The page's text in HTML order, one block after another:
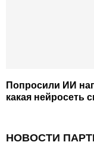
Попросили ИИ
какая нейросеть
НОВОСТИ